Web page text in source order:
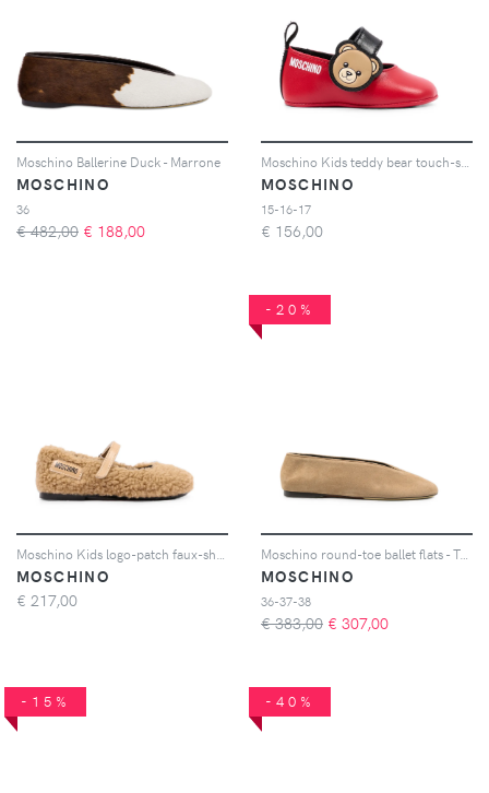
Moschino Ballerine Duck - Marrone
MOSCHINO
36
€ 482,00 € 188,00
MOSCHINO
15-16-17
€ 156,00
MOSCHINO
€ 217,00
-20%
Moschino round-toe ballet flats - Toni neutri
MOSCHINO
36-37-38
€ 383,00 € 307,00
-15% -40%